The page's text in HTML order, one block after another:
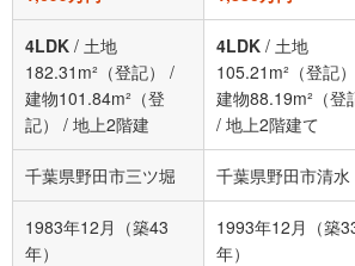
4LDK / 土地
182.31m²（登記）
/
建物101.84m²（登
記）
/ 地上2階建
4LDK / 土地
105.21m²（登記）
建物88.19m²（登
/ 地上2階建て
千葉県野田市三ツ堀 千葉県野田市清水
1983年12月（築43
年）
1993年12月（築
年）